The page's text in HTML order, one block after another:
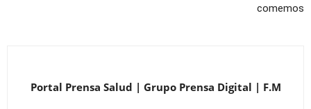
comemos
Portal Prensa Salud | Grupo Prensa Digital | F.M